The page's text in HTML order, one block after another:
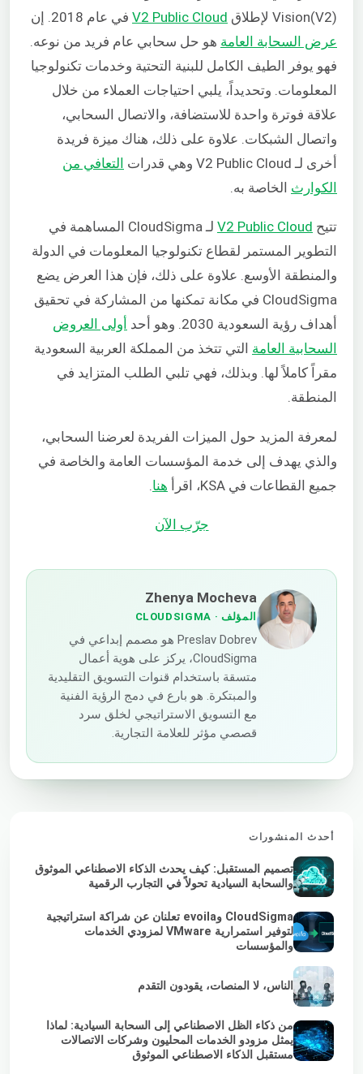
Vision(V2) لإطلاق
V2 Public Cloud في عام 2018. إن
عرض السحابة العامة هو حل سحابي عام فريد من نوعه.
فهو يوفر الطيف الكامل للبنية التحتية وخدمات تكنولوجيا
المعلومات. وتحديداً، يلبي احتياجات العملاء من خلال
علاقة فوترة واحدة للاستضافة، والاتصال السحابي،
واتصال الشبكات. علاوة على ذلك، هناك ميزة فريدة
أخرى لـ V2 Public Cloud وهي قدرات
التعافي من
الكوارث الخاصة به.
تتيح V2 Public Cloud
لـ CloudSigma المساهمة في
التطوير المستمر لقطاع تكنولوجيا المعلومات في الدولة
والمنطقة الأوسع. علاوة على ذلك، فإن هذا العرض يضع
CloudSigma في مكانة تمكنها من المشاركة في تحقيق
أهداف رؤية السعودية 2030. وهو أحد
أولى العروض
السحابية العامة التي تتخذ من المملكة العربية السعودية
مقراً كاملاً لها. وبذلك، فهي تلبي الطلب المتزايد في
المنطقة.
لمعرفة المزيد حول الميزات الفريدة لعرضنا السحابي،
والذي يهدف إلى خدمة المؤسسات العامة والخاصة في
جميع القطاعات في KSA، اقرأ
هنا
جرّب الآن
Zhenya Mocheva
المؤلف· CLOUDSIGMA
Preslav Dobrev هو مصمم إبداعي في
CloudSigma، يركز على هوية أعمال
متسقة باستخدام قنوات التسويق التقليدية
والمبتكرة. هو بارع في دمج الرؤية الفنية
مع التسويق الاستراتيجي لخلق سرد
قصصي مؤثر للعلامة التجارية.
أحدث المنشورات
تصميم المستقبل: كيف يحدث الذكاء الاصطناعي الموثوق
والسحابة السيادية تحولاً في التجارب الرقمية
CloudSigma وevoila تعلنان عن شراكة استراتيجية
لتوفير استمرارية VMware لمزودي الخدمات
والمؤسسات
الناس، لا المنصات، يقودون التقدم
من ذكاء الظل الاصطناعي إلى السحابة السيادية: لماذا
يمثل مزودو الخدمات المحليون وشركات الاتصالات
مستقبل الذكاء الاصطناعي الموثوق